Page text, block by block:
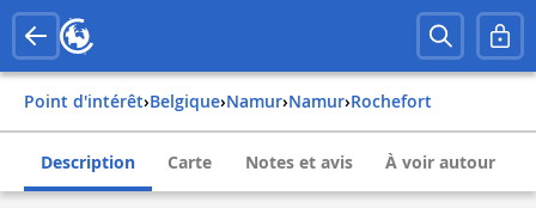
Point d'intérêt› belgique› namur› namur› rochefort
Description Carte Notes et avis À voir autour